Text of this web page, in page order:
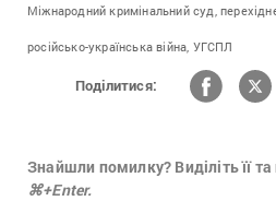
Міжнародний кримінальний суд,
російсько-українська війна, УГСПЛ
Поділитися:
Знайшли помилку? Виділіть її та
⌘+Enter.